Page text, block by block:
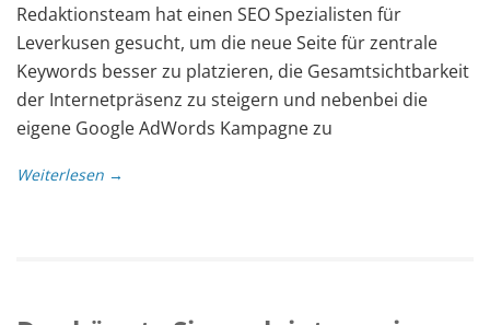
Redaktionsteam hat einen SEO Spezialisten für
Leverkusen gesucht, um die neue Seite für zentrale
Keywords besser zu platzieren, die Gesamtsichtbarkeit
der Internetpräsenz zu steigern und nebenbei die
eigene Google AdWords Kampagne zu
Weiterlesen →